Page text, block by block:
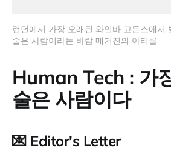
런던에서 가장 오래된 와인바 고든스에서
술은 사람이라는 바람 매거진의 아티클
Human Tech : 가
술은 사람이다
💌 Editor's Letter